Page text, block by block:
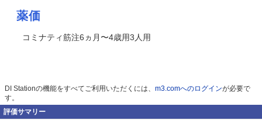
薬価
コミナティ筋注6ヵ月〜4歳用3人用
DI Stationの機能をすべてご利用いただくには、 m3.comへのログインが必要で
す。
評価サマリー